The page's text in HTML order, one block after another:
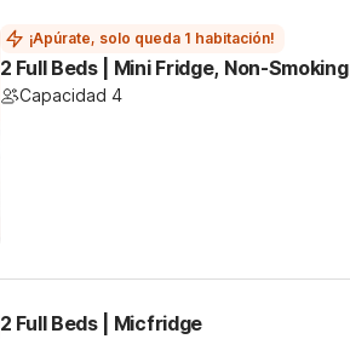
¡Apúrate, solo queda 1 habitación!
2 Full Beds | Mini Fridge, Non-Smoking
Capacidad 4
2 Full Beds | Micfridge